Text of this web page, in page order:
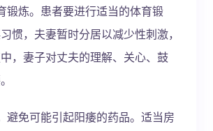
锻炼。患者要进行适当的体育锻
惯，夫妻暂时分居以减少性刺激，
，妻子对丈夫的理解、关心、鼓
避免可能引起阳痿的药品。适当房